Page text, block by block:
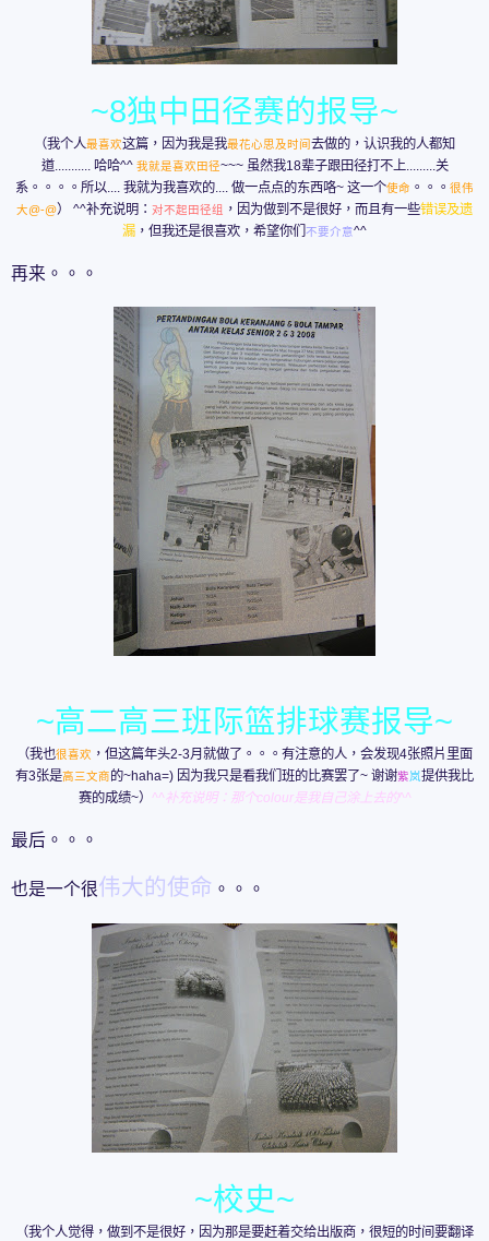
~8独中田径赛的报导~
（我个人最喜欢这篇，因为我是我最花心思及时间去做的，认识我的人都知
道........... 哈哈^^ 我就是喜欢田径~~~ 虽然我18辈子跟田径打不上.........关
系。。。。所以.... 我就为我喜欢的.... 做一点点的东西咯~ 这一个使命 。。。 很伟
大@-@） ^^补充说明： 对不起田径组 ，因为做到不是很好，而且有一些错误及遗
漏 ，但我还是很喜欢，希望你们 不要介意^^
再来。。。
~高二高三班际篮排球赛报导~
（我也很喜欢 ，但这篇年头2-3月就做了。。。有注意的人，会发现4张照片里面
有3张是高三文商的~haha=) 因为我只是看我们班的比赛罢了~ 谢谢紫岚提供我比
赛的成绩~） ^^补充说明：那个colour是我自己涂上去的^^
最后。。。
也是一个很伟大的使命 。。。
~校史~
（我个人觉得，做到不是很好，因为那是要赶着交给出版商，很短的时间要翻译